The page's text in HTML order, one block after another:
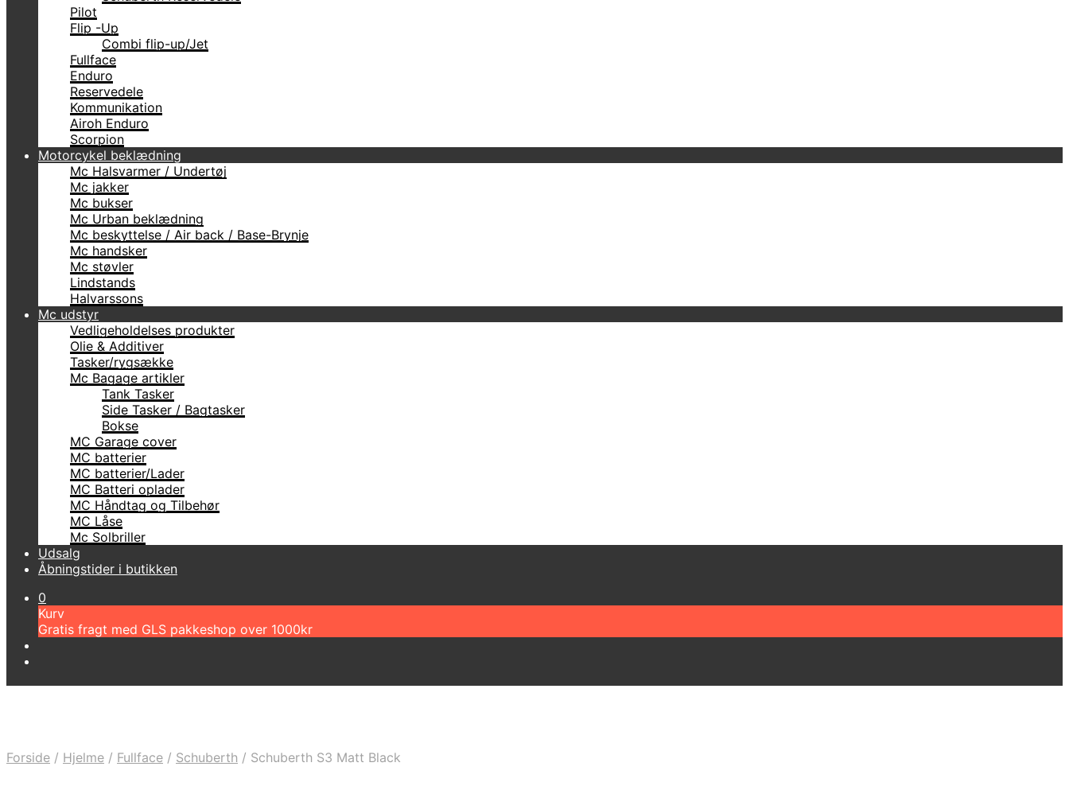
Pilot
Flip -Up
Combi flip-up/Jet
Fullface
Enduro
Reservedele
Kommunikation
Airoh Enduro
Scorpion
Motorcykel beklædning
Mc Halsvarmer / Undertøj
Mc jakker
Mc bukser
Mc Urban beklædning
Mc beskyttelse / Air back / Base-Brynje
Mc handsker
Mc støvler
Lindstands
Halvarssons
Mc udstyr
Vedligeholdelses produkter
Olie & Additiver
Tasker/rygsække
Mc Bagage artikler
Tank Tasker
Side Tasker / Bagtasker
Bokse
MC Garage cover
MC batterier
MC batterier/Lader
MC Batteri oplader
MC Håndtag og Tilbehør
MC Låse
Mc Solbriller
Udsalg
Åbningstider i butikken
0
Kurv
Gratis fragt med GLS pakkeshop over 1000kr
Forside / Hjelme / Fullface / Schuberth / Schuberth S3 Matt Black